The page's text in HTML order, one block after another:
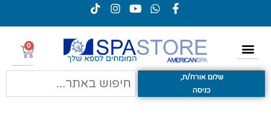
0
שלום אורח/ת,
כניסה